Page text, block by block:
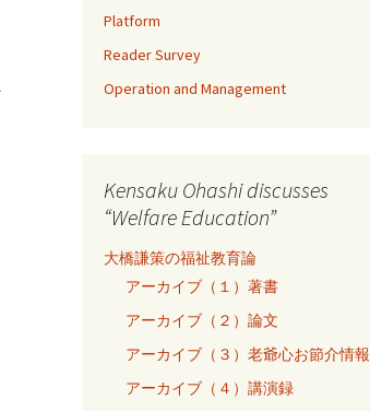
Platform
Reader Survey
Operation and Management
Kensaku Ohashi discusses
“Welfare Education”
大橋謙策の福祉教育論
アーカイブ（１）著書
アーカイブ（２）論文
アーカイブ（３）老爺心お節介情報
アーカイブ（４）講演録